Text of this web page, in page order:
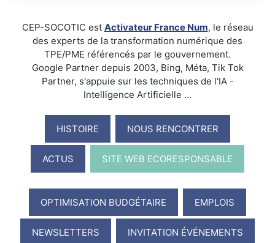
CEP-SOCOTIC est Activateur France Num, le réseau
des experts de la transformation numérique des
TPE/PME référencés par le gouvernement.
Google Partner depuis 2003, Bing, Méta, Tik Tok
Partner, s'appuie sur les techniques de l'IA -
Intelligence Artificielle ...
HISTOIRE NOUS RENCONTRER
ACTUS SITE WEB ECORESPONSABLE
OPTIMISATION BUDGÉTAIRE EMPLOIS
NEWSLETTERS INVITATION ÉVÉNEMENTS